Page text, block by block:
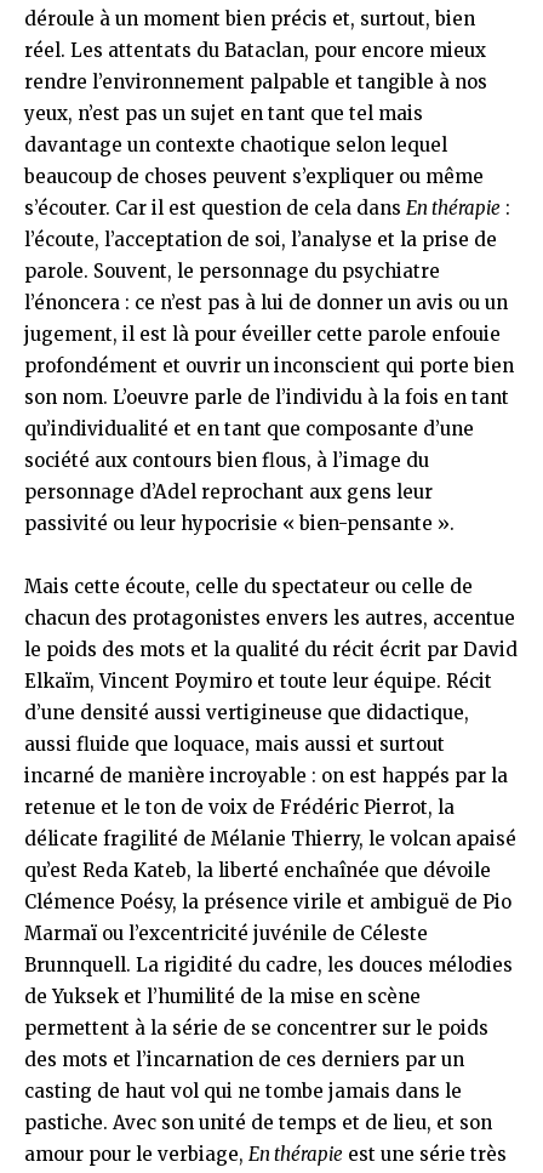
déroule à un moment bien précis et, surtout, bien
réel. Les attentats du Bataclan, pour encore mieux
rendre l’environnement palpable et tangible à nos
yeux, n’est pas un sujet en tant que tel mais
davantage un contexte chaotique selon lequel
beaucoup de choses peuvent s’expliquer ou même
s’écouter. Car il est question de cela dans En thérapie :
l’écoute, l’acceptation de soi, l’analyse et la prise de
parole. Souvent, le personnage du psychiatre
l’énoncera : ce n’est pas à lui de donner un avis ou un
jugement, il est là pour éveiller cette parole enfouie
profondément et ouvrir un inconscient qui porte bien
son nom. L’oeuvre parle de l’individu à la fois en tant
qu’individualité et en tant que composante d’une
société aux contours bien flous, à l’image du
personnage d’Adel reprochant aux gens leur
passivité ou leur hypocrisie « bien-pensante ».
Mais cette écoute, celle du spectateur ou celle de
chacun des protagonistes envers les autres, accentue
le poids des mots et la qualité du récit écrit par David
Elkaïm, Vincent Poymiro et toute leur équipe. Récit
d’une densité aussi vertigineuse que didactique,
aussi fluide que loquace, mais aussi et surtout
incarné de manière incroyable : on est happés par la
retenue et le ton de voix de Frédéric Pierrot, la
délicate fragilité de Mélanie Thierry, le volcan apaisé
qu’est Reda Kateb, la liberté enchaînée que dévoile
Clémence Poésy, la présence virile et ambiguë de Pio
Marmaï ou l’excentricité juvénile de Céleste
Brunnquell. La rigidité du cadre, les douces mélodies
de Yuksek et l’humilité de la mise en scène
permettent à la série de se concentrer sur le poids
des mots et l’incarnation de ces derniers par un
casting de haut vol qui ne tombe jamais dans le
pastiche. Avec son unité de temps et de lieu, et son
amour pour le verbiage, En thérapie est une série très